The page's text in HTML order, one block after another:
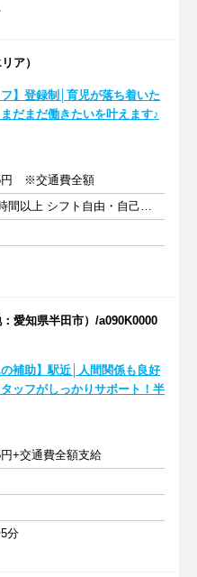
ア）
フ】登録制│育児が落ち着いた
だまだ働きたいを叶えます♪
円 ※交通費全額
週4日以上 1日7時間以上 シフト自由・自己申告
愛知県半田市）/a090K0000
の補助】駅近│人間関係も良好
ッフがしっかりサポート！半
+交通費全額支給
分